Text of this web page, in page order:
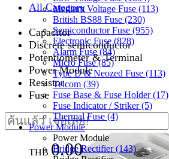
All Category
Capacitor
Discrete semiconductor
Potentiometer & Terminal
Power Module
Resistor
Fuse
THB 0.00
Medium Voltage Fuse (113)
British BS88 Fuse (230)
Semiconductor Fuse (955)
Electronic Fuse (828)
Alarm Fuse (84)
Micro Fuse (85)
Type D & Neozed Fuse (113)
Telcom (39)
Fuse Base & Fuse Holder (17)
Fuse Indicator / Striker (5)
Thermal Fuse (4)
Power Module
Power Module
Bridge Rectifier (143)